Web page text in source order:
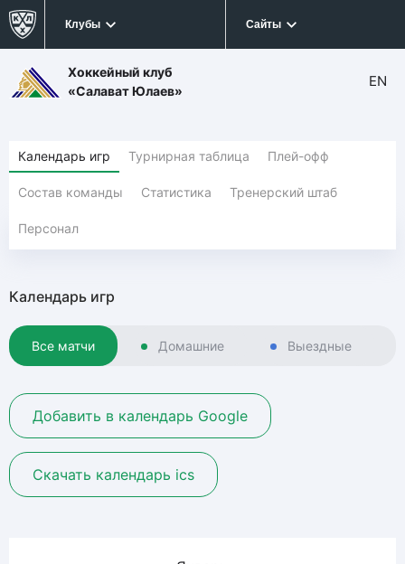
Клубы Сайты
Хоккейный клуб
«Салават Юлаев»
EN
Календарь игр Турнирная таблица Плей-офф
Состав команды Статистика Тренерский штаб
Персонал
Календарь игр
Все матчи Домашние Выездные
Добавить в календарь Google
Скачать календарь ics